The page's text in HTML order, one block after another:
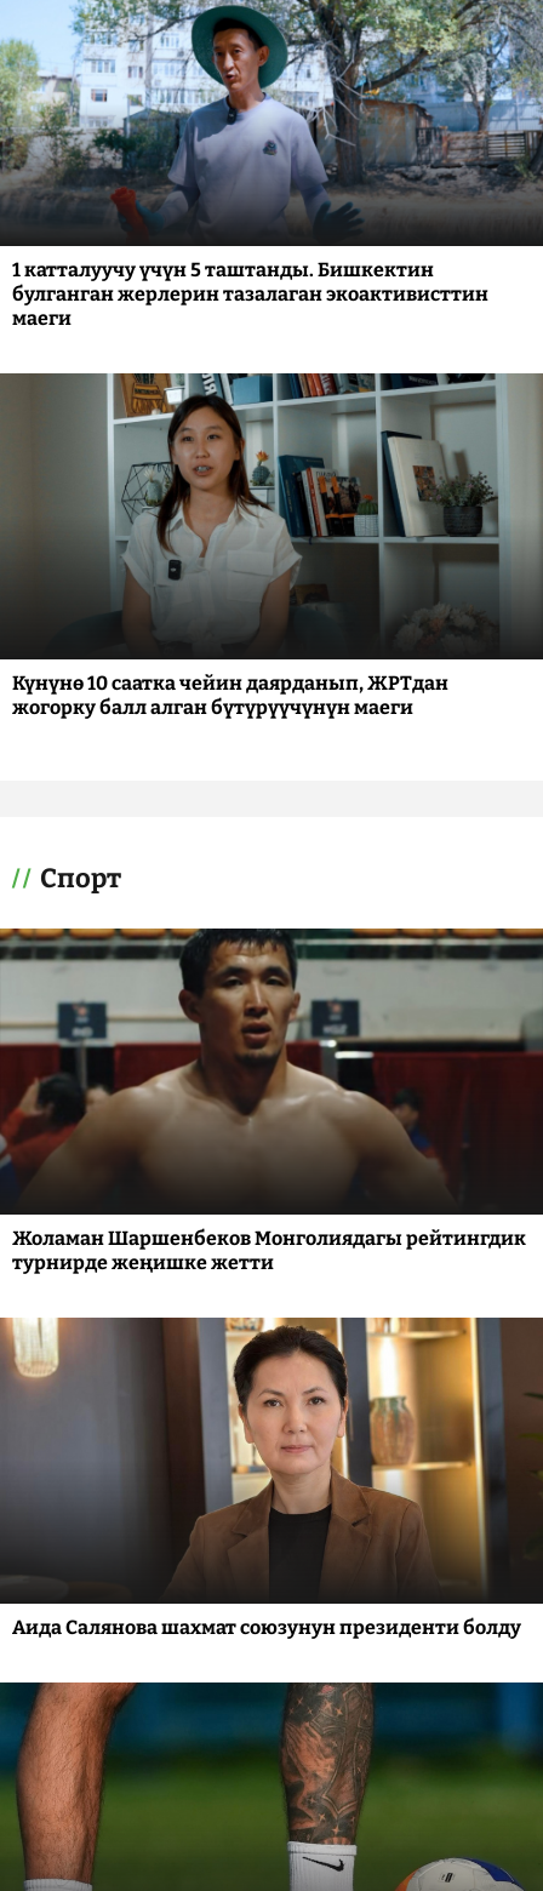
1 катталуучу үчүн 5 таштанды. Бишкектин
булганган жерлерин тазалаган экоактивисттин
маеги
Күнүнө 10 саатка чейин даярданып, ЖРТдан
жогорку балл алган бүтүрүүчүнүн маеги
Спорт
Жоламан Шаршенбеков Монголиядагы рейтингдик
турнирде жеңишке жетти
Аида Салянова шахмат союзунун президенти болду